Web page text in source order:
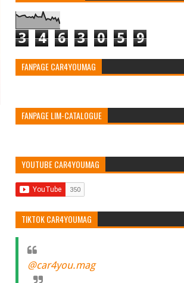
3 4 6 3 0 5 9
FANPAGE CAR4YOUMAG
FANPAGE LIM-CATALOGUE
YOUTUBE CAR4YOUMAG
TIKTOK CAR4YOUMAG
@car4you.mag